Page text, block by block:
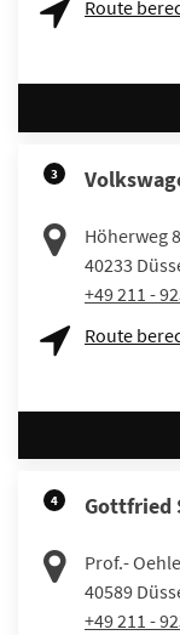
Route
3
Höherweg
40233
+49 211 -
Route
4 Gottfried
Prof.-
40589
+49 211 -